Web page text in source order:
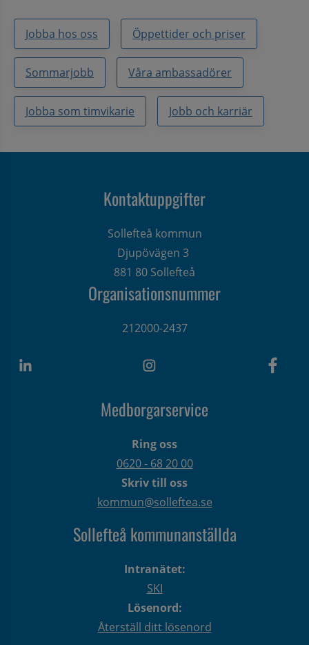
Jobba hos oss Öppettider och priser
Sommarjobb Våra ambassadörer
Jobba som timvikarie Jobb och karriär
Kontaktuppgifter
Sollefteå kommun
Djupövägen 3
881 80 Sollefteå
Organisationsnummer
212000-2437
Medborgarservice
Ring oss
0620 - 68 20 00
Skriv till oss
kommun@solleftea.se
Sollefteå kommunanställda
Intranätet:
SKI
Lösenord:
Återställ ditt lösenord